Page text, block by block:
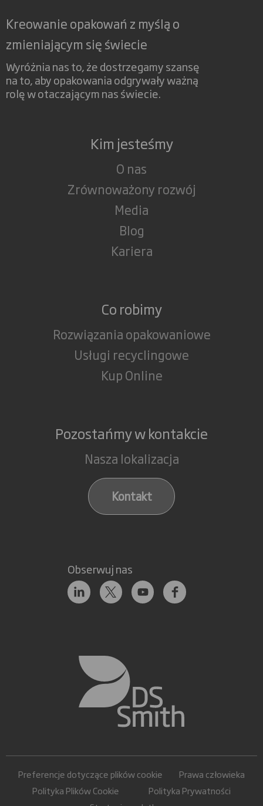
Kreowanie opakowań z myślą o
zmieniającym się świecie
Wyróżnia nas to, że dostrzegamy szansę
na to, aby opakowania odgrywały ważną
rolę w otaczającym nas świecie.
Kim jesteśmy
O nas
Zrównoważony rozwój
Media
Blog
Kariera
Co robimy
Rozwiązania opakowaniowe
Usługi recyclingowe
Kup Online
Pozostańmy w kontakcie
Nasza lokalizacja
Kontakt
Obserwuj nas
Preferencje dotyczące plików cookie
Prawa człowieka
Polityka Plików Cookie
Polityka Prywatności